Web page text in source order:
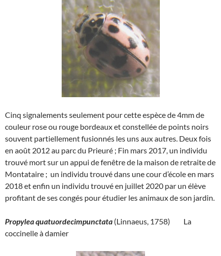
Cinq signalements seulement pour cette espèce de 4mm de
couleur rose ou rouge bordeaux et constellée de points noirs
souvent partiellement fusionnés les uns aux autres. Deux fois
en août 2012 au parc du Prieuré ; Fin mars 2017, un individu
trouvé mort sur un appui de fenêtre de la maison de retraite de
Montataire ; un individu trouvé dans une cour d’école en mars
2018 et enfin un individu trouvé en juillet 2020 par un élève
profitant de ses congés pour étudier les animaux de son jardin.
Propylea quatuordecimpunctata (Linnaeus, 1758) La
coccinelle à damier